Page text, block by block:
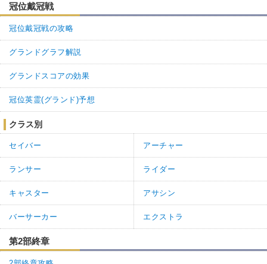
冠位戴冠戦
冠位戴冠戦の攻略
グランドグラフ解説
グランドスコアの効果
冠位英霊(グランド)予想
クラス別
セイバー アーチャー
ランサー ライダー
キャスター アサシン
バーサーカー エクストラ
第2部終章